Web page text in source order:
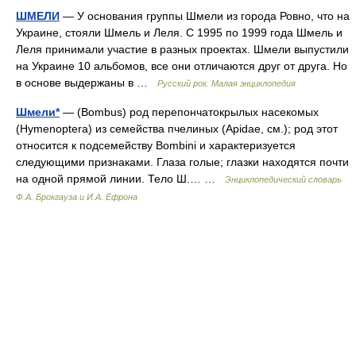
ШМЕЛИ — У основания группы Шмели из города Ровно, что на
Украине, стояли Шмель и Леля. С 1995 по 1999 года Шмель и
Леля принимали участие в разных проектах. Шмели выпустили
на Украине 10 альбомов, все они отличаются друг от друга. Но
в основе выдержаны в …
Русский рок. Малая энциклопедия
Шмели*— (Bombus) род перепончатокрылых насекомых
(Hymenoptera) из семейства пчелиных (Apidae, см.); род этот
относится к подсемейству Bombini и характеризуется
следующими признаками. Глаза голые; глазки находятся почти
на одной прямой линии. Тело Ш.… …
Энциклопедический словарь
Ф.А. Брокгауза и И.А. Ефрона